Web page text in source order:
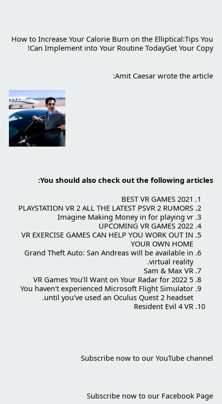
How to Increase Your Calorie Burn on the Elliptical:Tips You
Can Implement into Your Routine TodayGet Your Copy!
Amit Caesar wrote the article:
You should also check out the following articles
:
BEST VR GAMES 2021
PLAYSTATION VR 2 ALL THE LATEST PSVR 2 RUMORS
Imagine Making Money in for playing vr
UPCOMING VR GAMES 2022
VR EXERCISE GAMES CAN HELP YOU WORK OUT IN
YOUR OWN HOME
Grand Theft Auto: San Andreas will be available in
virtual reality.
Sam & Max VR
5 VR Games You’ll Want on Your Radar for 2022
You haven't experienced Microsoft Flight Simulator
until you've used an Oculus Quest 2 headset.
Resident Evil 4 VR
Subscribe now to our YouTube channel
Subscribe now to our Facebook Page